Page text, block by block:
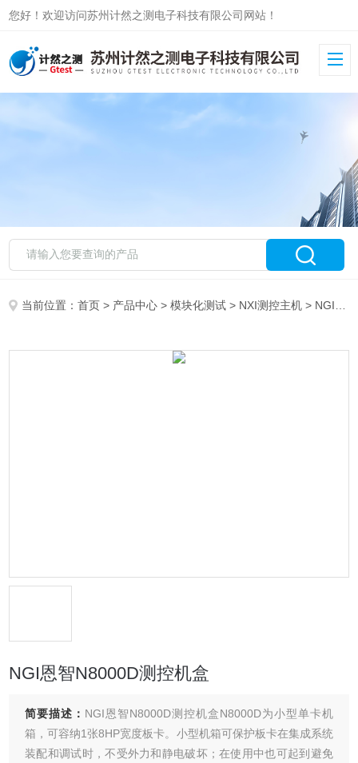
您好！欢迎访问苏州计然之测电子科技有限公司网站！
当前位置：首页 > 产品中心 >模块化测试 > NXI测控主机 > NGI恩智N8000D测控机盒
NGI恩智N8000D测控机盒
简要描述： NGI恩智N8000D测控机盒N8000D为小型单卡机
箱，可容纳1张8HP宽度板卡。小型机箱可保护板卡在集成系统
装配和调试时，不受外力和静电破坏；在使用中也可起到避免